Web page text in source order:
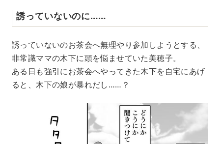
誘っていないのに……
誘っていないのお茶会へ無理やり参加しようとする、
非常識ママの木下に頭を悩ませていた美穂子。
ある日も強引にお茶会へやってきた木下を自宅にあげ
ると、木下の娘が暴れだし……？